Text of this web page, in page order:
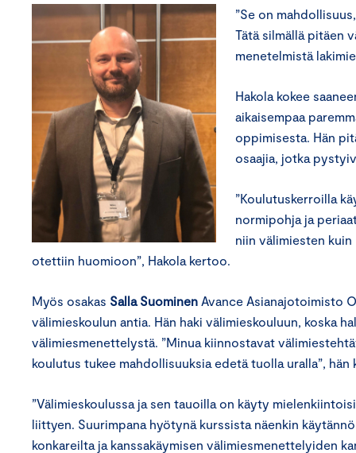
”Se on
Tätä silmällä pitäen
menetelmistä
Hakola kokee
aikaisempaa
oppimisesta. Hän
osaajia, jotka
”Koulutuskerroilla
normipohja ja
niin välimiesten
otettiin huomioon”, Hakola kertoo.
Myös osakas Salla Suominen Avance Asianajotoimisto
välimieskoulun antia. Hän haki välimieskouluun, koska
välimiesmenettelystä. ”Minua kiinnostavat
koulutus tukee mahdollisuuksia edetä tuolla uralla”, hän
”Välimieskoulussa ja sen tauoilla on käyty
liittyen. Suurimpana hyötynä kurssista näenkin
konkareilta ja kanssakäymisen välimiesmenettelyiden